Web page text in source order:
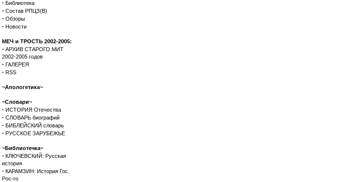
· Библиотека
· Состав РПЦЗ(В)
· Обзоры
· Новости
МЕЧ и ТРОСТЬ 2002-2005:
· АРХИВ СТАРОГО МИТ
2002-2005 годов
· ГАЛЕРЕЯ
· RSS
~Апологетика~
~Словари~
· ИСТОРИЯ Отечества
· СЛОВАРЬ биографий
· БИБЛЕЙСКИЙ словарь
· РУССКОЕ ЗАРУБЕЖЬЕ
~Библиотечка~
· КЛЮЧЕВСКИЙ: Русская
история
· КАРАМЗИН: История Гос.
Рос-го